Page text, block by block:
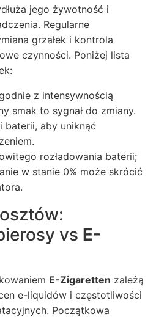
jego żywotność i
Regularne
grzałek i kontrola
czynności. Poniżej lista
z intensywnością
smak to sygnał do zmiany.
aby uniknąć
rozładowania baterii;
w stanie 0% może skrócić
vs E-
E-Zigaretten zależą
e-liquidów i częstotliwości
Początkowa